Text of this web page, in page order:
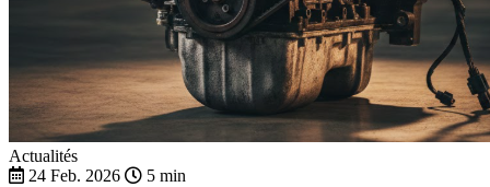
Actualités
24 Feb. 2026
5 min